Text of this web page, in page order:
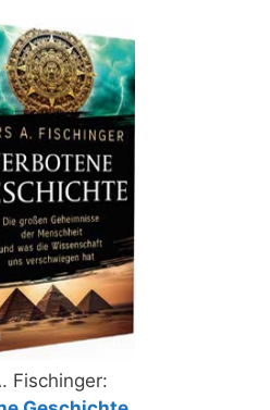
Fischinger: